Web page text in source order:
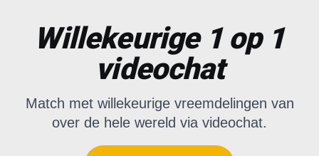
Willekeurige 1 op 1
videochat
Match met willekeurige vreemdelingen van
over de hele wereld via videochat.